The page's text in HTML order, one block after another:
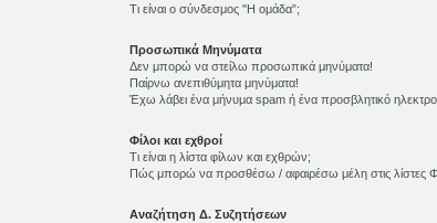
Τι είναι ο σύνδεσμος "Η ομάδα”;
Προσωπικά Μηνύματα
Δεν μπορώ να στείλω προσωπικά μηνύματα!
Παίρνω ανεπιθύμητα μηνύματα!
Έχω λάβει ένα μήνυμα spam ή ένα προσβλητικό
Φίλοι και εχθροί
Τι είναι η λίστα φίλων και εχθρών;
Πώς μπορώ να προσθέσω / αφαιρέσω μέλη στις λίστες
Αναζήτηση Δ. Συζητήσεων